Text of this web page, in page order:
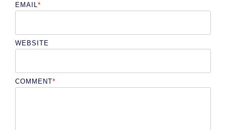
EMAIL *
WEBSITE
COMMENT*